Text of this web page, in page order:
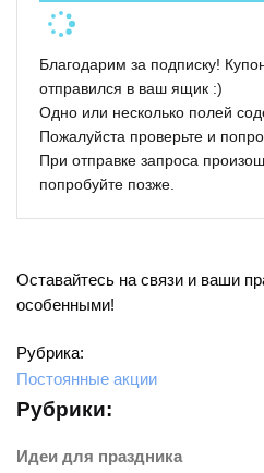
Благодарим за подписку!
отправился в ваш ящик :)
Одно или несколько полей
Пожалуйста проверьте и
При отправке запроса
попробуйте позже.
Оставайтесь на связи и ваши
особенными!
Рубрика:
Постоянные акции
Рубрики:
Идеи для праздника